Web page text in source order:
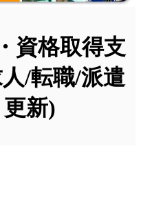
資格取得支
/転職/派遣
更新)